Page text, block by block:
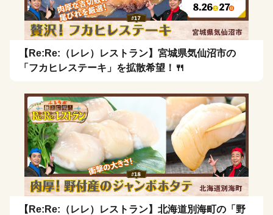
【Re:Re:（レレ）レストラン】宮城県気仙沼市の
「フカヒレステーキ」を拡散希望！🍴
【Re:Re:（レレ）レストラン】北海道別海町の「野